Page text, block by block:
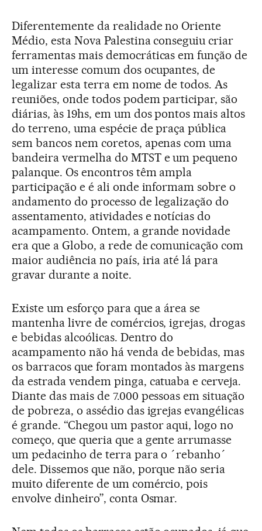
Diferentemente da realidade no Oriente
Médio, esta Nova Palestina conseguiu criar
ferramentas mais democráticas em função de
um interesse comum dos ocupantes, de
legalizar esta terra em nome de todos. As
reuniões, onde todos podem participar, são
diárias, às 19hs, em um dos pontos mais altos
do terreno, uma espécie de praça pública
sem bancos nem coretos, apenas com uma
bandeira vermelha do MTST e um pequeno
palanque. Os encontros têm ampla
participação e é ali onde informam sobre o
andamento do processo de legalização do
assentamento, atividades e notícias do
acampamento. Ontem, a grande novidade
era que a Globo, a rede de comunicação com
maior audiência no país, iria até lá para
gravar durante a noite.
Existe um esforço para que a área se
mantenha livre de comércios, igrejas, drogas
e bebidas alcoólicas. Dentro do
acampamento não há venda de bebidas, mas
os barracos que foram montados às margens
da estrada vendem pinga, catuaba e cerveja.
Diante das mais de 7.000 pessoas em situação
de pobreza, o assédio das igrejas evangélicas
é grande. “Chegou um pastor aqui, logo no
começo, que queria que a gente arrumasse
um pedacinho de terra para o ´rebanho´
dele. Dissemos que não, porque não seria
muito diferente de um comércio, pois
envolve dinheiro”, conta Osmar.